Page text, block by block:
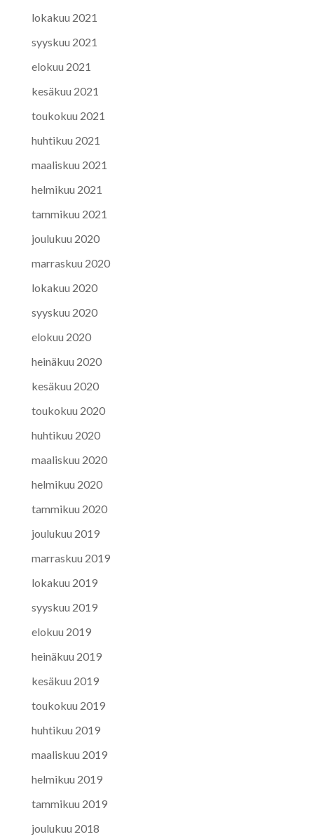
lokakuu 2021
syyskuu 2021
elokuu 2021
kesäkuu 2021
toukokuu 2021
huhtikuu 2021
maaliskuu 2021
helmikuu 2021
tammikuu 2021
joulukuu 2020
marraskuu 2020
lokakuu 2020
syyskuu 2020
elokuu 2020
heinäkuu 2020
kesäkuu 2020
toukokuu 2020
huhtikuu 2020
maaliskuu 2020
helmikuu 2020
tammikuu 2020
joulukuu 2019
marraskuu 2019
lokakuu 2019
syyskuu 2019
elokuu 2019
heinäkuu 2019
kesäkuu 2019
toukokuu 2019
huhtikuu 2019
maaliskuu 2019
helmikuu 2019
tammikuu 2019
joulukuu 2018